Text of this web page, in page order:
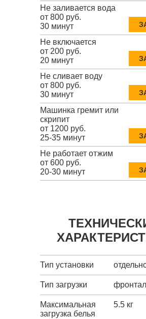
Не заливается вода
от 800 руб.
30 минут
Не включается
от 200 руб.
20 минут
Не сливает воду
от 800 руб.
30 минут
Машинка гремит или
скрипит
от 1200 руб.
25-35 минут
Не работает отжим
от 600 руб.
20-30 минут
Тип установки
Тип загрузки
Максимальная
загрузка белья
5.5 кг